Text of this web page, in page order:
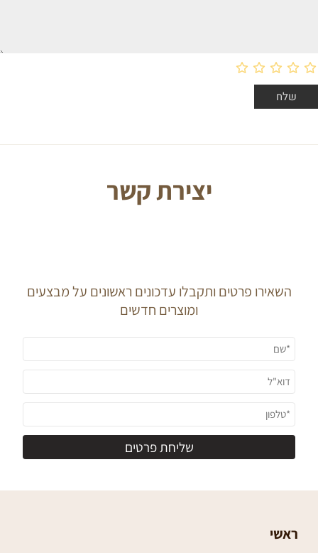
יצירת קשר
השאירו פרטים ותקבלו עדכונים ראשונים על מבצעים
ומוצרים חדשים
ראשי